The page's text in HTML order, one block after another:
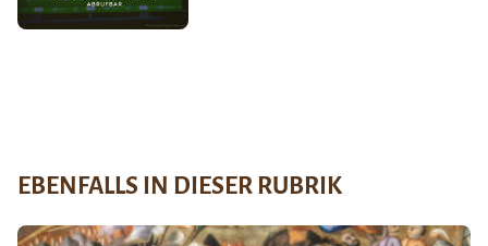
EBENFALLS IN DIESER RUBRIK